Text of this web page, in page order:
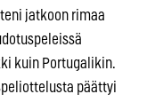
jatkoon rimaa
kuin Portugalikin.
päättyi